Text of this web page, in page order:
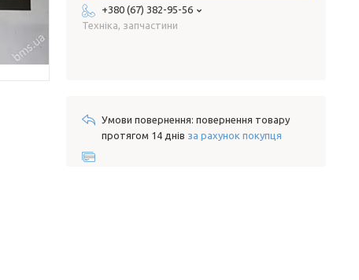
+380 (67) 382-95-56
Техніка, запчастини
повернення товару
протягом 14 днів за рахунок покупця